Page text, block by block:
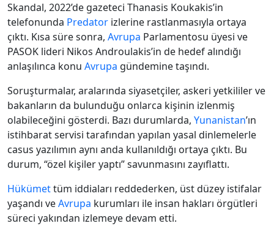
Skandal, 2022’de gazeteci Thanasis Koukakis’in
telefonunda Predator izlerine rastlanmasıyla ortaya
çıktı. Kısa süre sonra, Avrupa Parlamentosu üyesi ve
PASOK lideri Nikos Androulakis’in de hedef alındığı
anlaşılınca konu Avrupa gündemine taşındı.
Soruşturmalar, aralarında siyasetçiler, askeri yetkililer ve
bakanların da bulunduğu onlarca kişinin izlenmiş
olabileceğini gösterdi. Bazı durumlarda, Yunanistan’ın
istihbarat servisi tarafından yapılan yasal dinlemelerle
casus yazılımın aynı anda kullanıldığı ortaya çıktı. Bu
durum, “özel kişiler yaptı” savunmasını zayıflattı.
Hükümettüm iddiaları reddederken, üst düzey istifalar
yaşandı veAvrupa kurumları ile insan hakları örgütleri
süreci yakından izlemeye devam etti.